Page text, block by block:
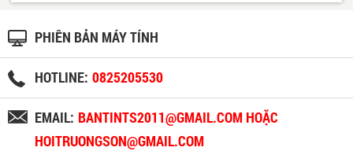
PHIÊN BẢN MÁY TÍNH
HOTLINE: 0825205530
EMAIL: BANTINTS2011@GMAIL.COM HOẶC
HOITRUONGSON@GMAIL.COM